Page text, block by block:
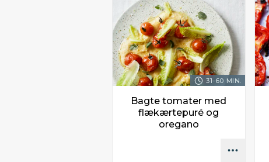
31-60 MIN.
Bagte tomater med
flækærtepuré og
oregano